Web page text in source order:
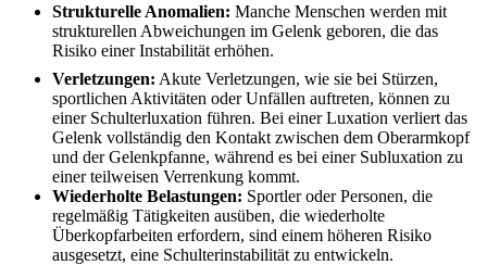
Strukturelle Anomalien: Manche Menschen werden mit
strukturellen Abweichungen im Gelenk geboren, die das
Risiko einer Instabilität erhöhen.
Verletzungen: Akute Verletzungen, wie sie bei Stürzen,
sportlichen Aktivitäten oder Unfällen auftreten, können zu
einer Schulterluxation führen. Bei einer Luxation verliert das
Gelenk vollständig den Kontakt zwischen dem Oberarmkopf
und der Gelenkpfanne, während es bei einer Subluxation zu
einer teilweisen Verrenkung kommt.
Wiederholte Belastungen: Sportler oder Personen, die
regelmäßig Tätigkeiten ausüben, die wiederholte
Überkopfarbeiten erfordern, sind einem höheren Risiko
ausgesetzt, eine Schulterinstabilität zu entwickeln.